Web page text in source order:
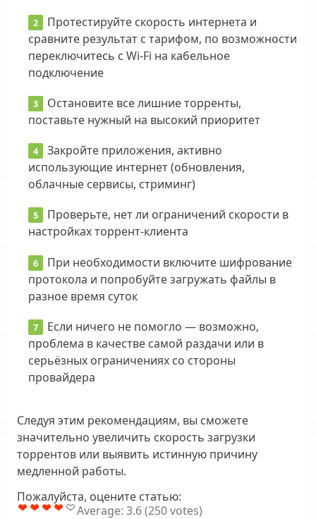
Протестируйте скорость интернета и
сравните результат с тарифом, по возможности
переключитесь с Wi-Fi на кабельное
подключение
Остановите все лишние торренты,
поставьте нужный на высокий приоритет
Закройте приложения, активно
использующие интернет (обновления,
облачные сервисы, стриминг)
Проверьте, нет ли ограничений скорости в
настройках торрент-клиента
При необходимости включите шифрование
протокола и попробуйте загружать файлы в
разное время суток
Если ничего не помогло — возможно,
проблема в качестве самой раздачи или в
серьёзных ограничениях со стороны
провайдера
Следуя этим рекомендациям, вы сможете
значительно увеличить скорость загрузки
торрентов или выявить истинную причину
медленной работы.
Пожалуйста, оцените статью:
Average: 3.6(250votes)